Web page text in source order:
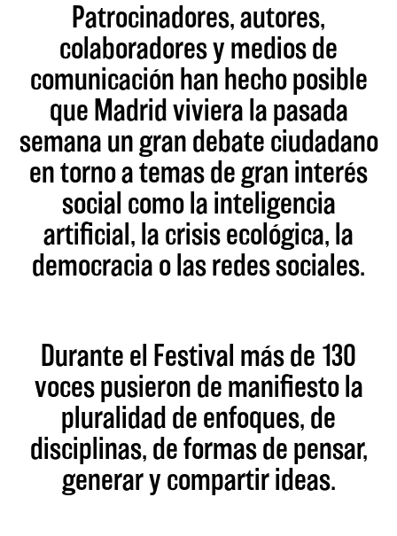
Patrocinadores, autores,
colaboradores y medios de
comunicación han hecho posible
que Madrid viviera la pasada
semana un gran debate ciudadano
en torno a temas de gran interés
social como la inteligencia
artificial, la crisis ecológica, la
democracia o las redes sociales.
Durante el Festival más de 130
voces pusieron de manifiesto la
pluralidad de enfoques, de
disciplinas, de formas de pensar,
generar y compartir ideas.